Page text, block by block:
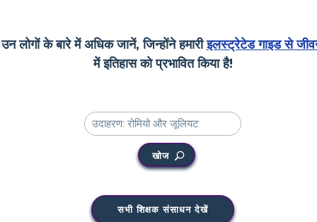
उन लोगों के बारे में अधिक जानें, जिन्होंने हमारीइलस्ट्रेटेड गाइड से
में इतिहास को प्रभावित किया है!
खोज
सभी शिक्षक संसाधन देखें